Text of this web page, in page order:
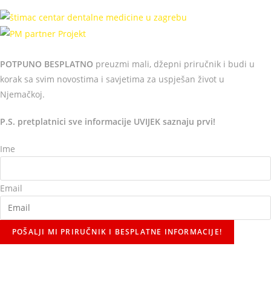
POTPUNO BESPLATNO preuzmi mali, džepni priručnik i budi u
korak sa svim novostima i savjetima za uspješan život u
Njemačkoj.
P.S. pretplatnici sve informacije UVIJEK saznaju prvi!
Ime
Email
POŠALJI MI PRIRUČNIK I BESPLATNE INFORMACIJE!